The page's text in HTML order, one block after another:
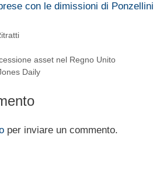
con le dimissioni di Ponzellini
asset nel Regno Unito
Daily
per inviare un commento.